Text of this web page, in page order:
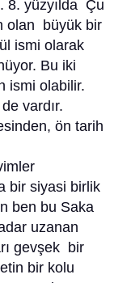
8. yüzyılda Çu
olan büyük bir
ismi olarak
Bu iki
ismi olabilir.
vardır.
ön tarih
bir siyasi birlik
ben bu Saka
uzanan
gevşek bir
bir kolu